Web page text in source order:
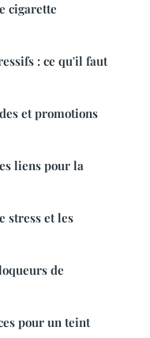
cigarette
: ce qu'il faut
et promotions
liens pour la
stress et les
de
pour un teint